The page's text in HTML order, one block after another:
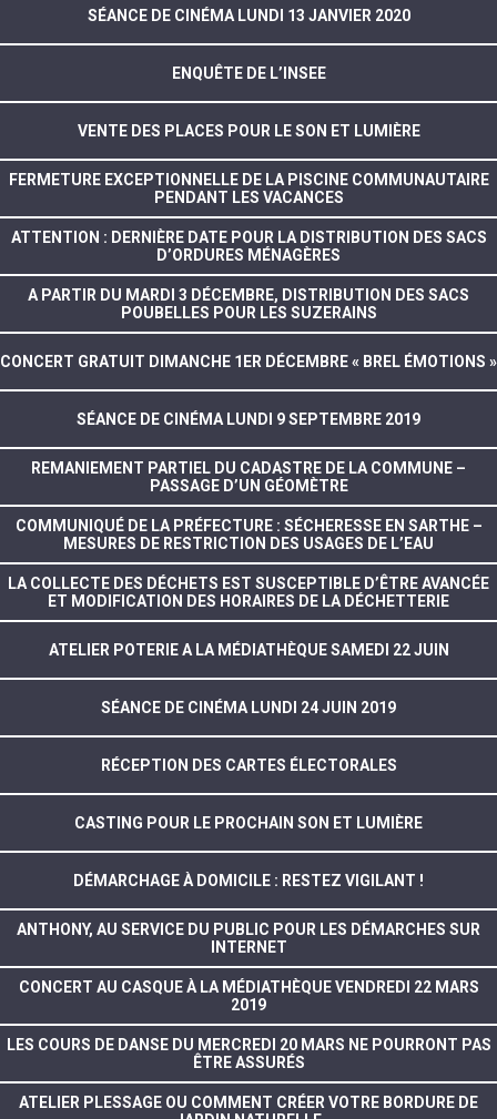
SÉANCE DE CINÉMA LUNDI 13 JANVIER 2020
ENQUÊTE DE L’INSEE
VENTE DES PLACES POUR LE SON ET LUMIÈRE
FERMETURE EXCEPTIONNELLE DE LA PISCINE COMMUNAUTAIRE
PENDANT LES VACANCES
ATTENTION : DERNIÈRE DATE POUR LA DISTRIBUTION DES SACS
D’ORDURES MÉNAGÈRES
A PARTIR DU MARDI 3 DÉCEMBRE, DISTRIBUTION DES SACS
POUBELLES POUR LES SUZERAINS
CONCERT GRATUIT DIMANCHE 1ER DÉCEMBRE « BREL ÉMOTIONS »
SÉANCE DE CINÉMA LUNDI 9 SEPTEMBRE 2019
REMANIEMENT PARTIEL DU CADASTRE DE LA COMMUNE –
PASSAGE D’UN GÉOMÈTRE
COMMUNIQUÉ DE LA PRÉFECTURE : SÉCHERESSE EN SARTHE –
MESURES DE RESTRICTION DES USAGES DE L’EAU
LA COLLECTE DES DÉCHETS EST SUSCEPTIBLE D’ÊTRE AVANCÉE
ET MODIFICATION DES HORAIRES DE LA DÉCHETTERIE
ATELIER POTERIE A LA MÉDIATHÈQUE SAMEDI 22 JUIN
SÉANCE DE CINÉMA LUNDI 24 JUIN 2019
RÉCEPTION DES CARTES ÉLECTORALES
CASTING POUR LE PROCHAIN SON ET LUMIÈRE
DÉMARCHAGE À DOMICILE : RESTEZ VIGILANT !
ANTHONY, AU SERVICE DU PUBLIC POUR LES DÉMARCHES SUR
INTERNET
CONCERT AU CASQUE À LA MÉDIATHÈQUE VENDREDI 22 MARS
2019
LES COURS DE DANSE DU MERCREDI 20 MARS NE POURRONT PAS
ÊTRE ASSURÉS
ATELIER PLESSAGE OU COMMENT CRÉER VOTRE BORDURE DE